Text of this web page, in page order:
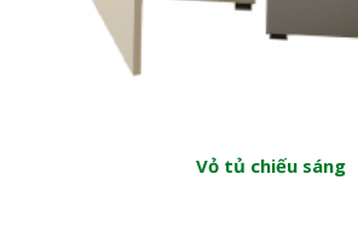
Vỏ tủ chiếu sáng